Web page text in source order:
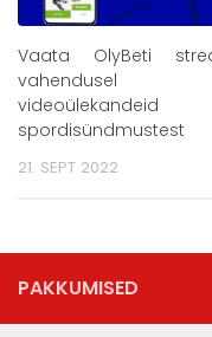
Vaata OlyBeti
vahendusel
videoülekandeid
spordisündmustest
21. SEPT 2022
PAKKUMISED